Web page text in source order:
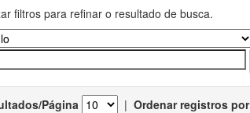
filtros para refinar o resultado de busca.
Página | Ordenar registros por